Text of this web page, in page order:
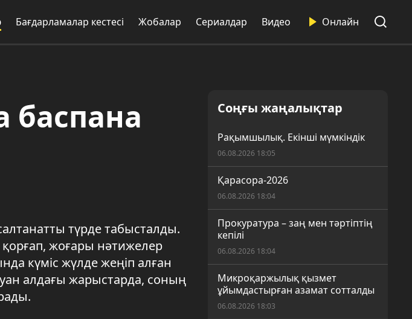
Бағдарламалар кестесі Жобалар Сериалдар Видео Онлайн
баспана
түрде табысталды.
жоғары нәтижелер
күміс жүлде жеңіп алған
алдағы жарыстарда, соның
Соңғы жаңалықтар
Рақымшылық. Екінші мүмкіндік
06.08.2026 18:05
Қарасора-2026
06.08.2026 18:04
Прокуратура – заң мен тәртіптің
кепілі
06.08.2026 18:04
Микроқаржылық қызмет
ұйымдастырған азамат сотталды
06.08.2026 18:03